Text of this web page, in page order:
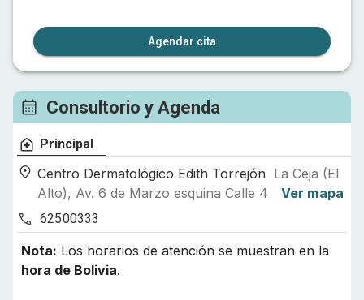
Agendar cita
Consultorio y Agenda
Principal
Centro Dermatológico Edith Torrejón La Ceja (El
Alto), Av. 6 de Marzo esquina Calle 4
Ver mapa
62500333
Nota: Los horarios de atención se muestran en la
hora de Bolivia.